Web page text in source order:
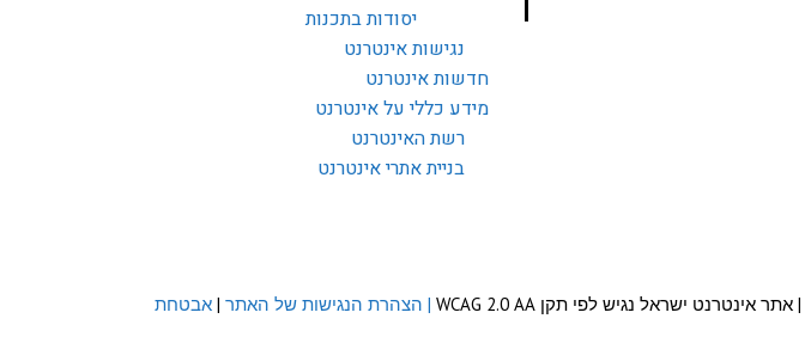
יסודות בתכנות
נגישות אינטרנט
חדשות אינטרנט
מידע כללי על אינטרנט
רשת האינטרנט
בניית אתרי אינטרנט
| אתר אינטרנט ישראל נגיש לפי תקן WCAG 2.0 AA | הצהרת הנגישות של האתר | אבטחת